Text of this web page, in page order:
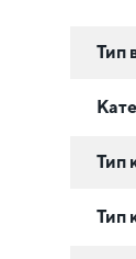
Тип
Тип
Тип